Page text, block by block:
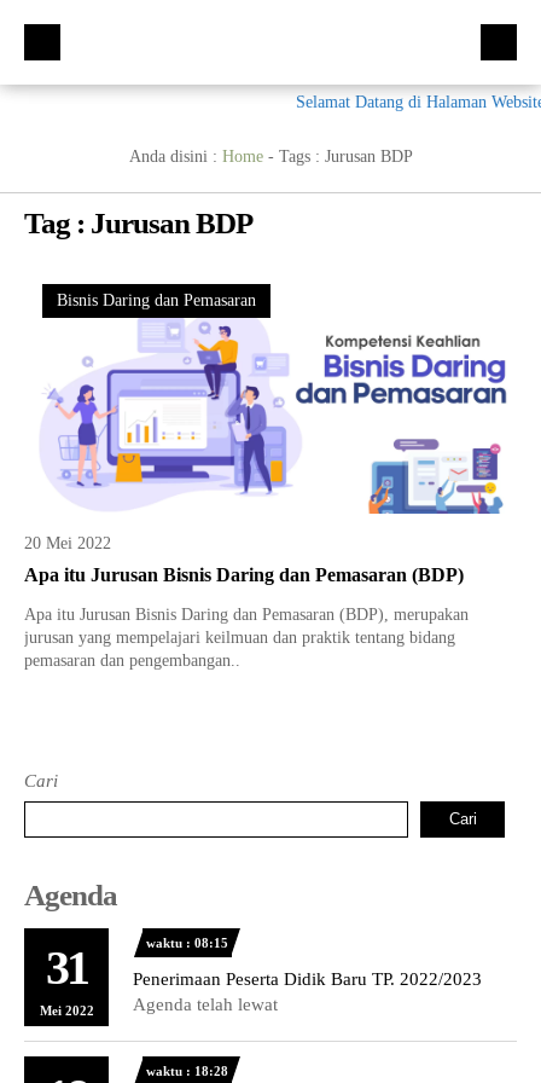
Kompetensi Keahlian
Multimedia (MM)
Tata Busana (TB)
Bisnis Daring dan Pemasaran (BDB)
Akuntansi Dan Keuangan Lembaga (AKL)
Otomatisasi dan Tata Kelola Perkantoran (OTKP)
Fasilitas
Ekskul
Prestasi
Galeri
Video
Kumpulan Soal
OTKP
Multimedia
Materi Komputer dan Jaringan Dasar
Materi Pemograman Dasar
Sistem Komputer
Tata Busana
Bisnis Daring dan Pemasaran
Humas
BKK
LSP
E-Rapor
PPDB
Selamat Datang di Halaman
Anda disini : Home- Tags : Jurusan BDP
Tag : Jurusan BDP
Bisnis Daring dan Pemasaran
20 Mei 2022
Apa itu Jurusan Bisnis Daring dan Pemasaran (BDP)
Apa itu Jurusan Bisnis Daring dan Pemasaran (BDP), merupakan
jurusan yang mempelajari keilmuan dan praktik tentang bidang
pemasaran dan pengembangan..
Cari
Cari
Agenda
31
Mei 2022
waktu : 08:15
Penerimaan Peserta Didik Baru TP. 2022/2023
Agenda telah lewat
waktu : 18:28